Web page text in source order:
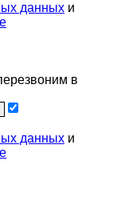
данных и
в
данных и